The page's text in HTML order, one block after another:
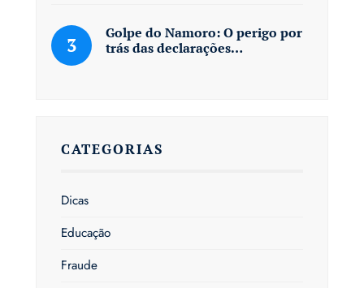
Golpe do Namoro: O perigo por
trás das declarações…
CATEGORIAS
Dicas
Educação
Fraude